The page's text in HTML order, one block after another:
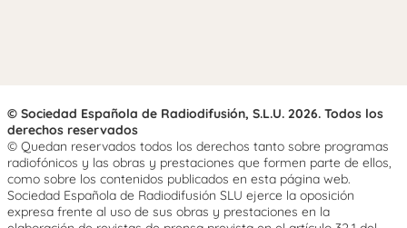
© Sociedad Española de Radiodifusión, S.L.U. 2026. Todos los
derechos reservados
© Quedan reservados todos los derechos tanto sobre programas
radiofónicos y las obras y prestaciones que formen parte de ellos,
como sobre los contenidos publicados en esta página web.
Sociedad Española de Radiodifusión SLU ejerce la oposición
expresa frente al uso de sus obras y prestaciones en la